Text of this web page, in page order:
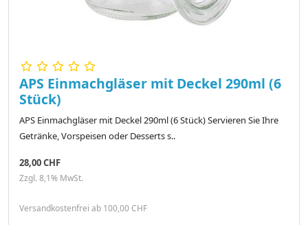
APS Einmachgläser mit Deckel 290ml (6
Stück)
APS Einmachgläser mit Deckel 290ml (6 Stück) Servieren Sie Ihre
Getränke, Vorspeisen oder Desserts s..
28,00 CHF
Zzgl. 8,1% MwSt.
Versandkostenfrei ab 100,00 CHF